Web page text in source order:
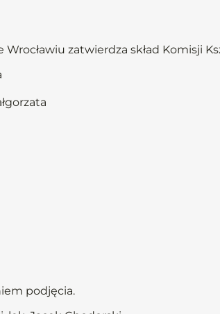
zatwierdza skład Komisji
podjęcia.